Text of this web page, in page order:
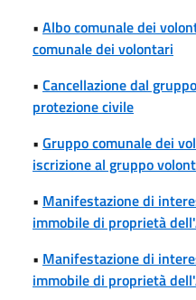
• Albo comunale dei
comunale dei volontari
• Cancellazione dal
protezione civile
• Gruppo comunale dei
iscrizione al gruppo
• Manifestazione di
immobile di proprietà
• Manifestazione di
immobile di proprietà